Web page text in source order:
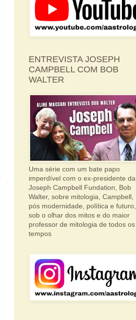
ENTREVISTA JOSEPH
CAMPBELL COM BOB
WALTER
Uma série com um bate papo
imperdível com o ex-presidente da
Joseph Campbell Fundation, Bob
Walter, sobre mitologia, Campbell,
pós modernidade, política e futuro,
sob o olhar dos mitos e do maior
professor de mitologia de todos os
tempos